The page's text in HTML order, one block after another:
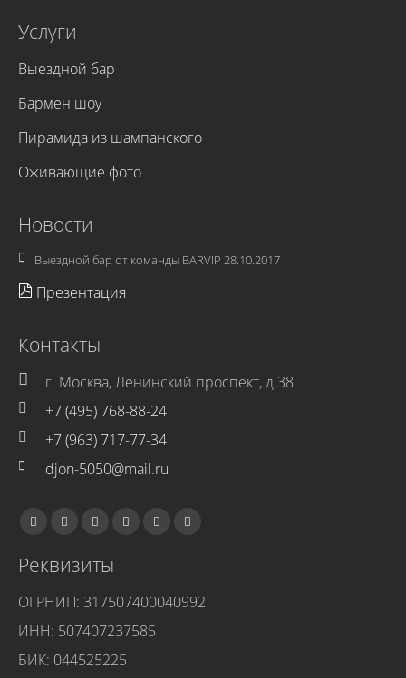
Услуги
Выездной бар
Бармен шоу
Пирамида из шампанского
Оживающие фото
Новости
Выездной бар от команды BARVIP 28.10.2017
Презентация
Контакты
г. Москва, Ленинский проспект, д.38
+7 (495) 768-88-24
+7 (963) 717-77-34
djon-5050@mail.ru
Реквизиты
ОГРНИП: 317507400040992
ИНН: 507407237585
БИК: 044525225